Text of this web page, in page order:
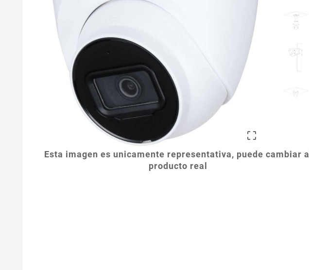

Esta imagen es unicamente representativa, puede cambiar al
producto real